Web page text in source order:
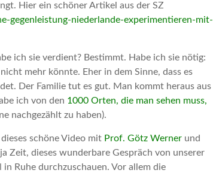
Hier ein schöner Artikel aus der SZ
gegenleistung-niederlande-experimentieren-mit-
ich sie verdient? Bestimmt. Habe ich sie nötig:
mehr könnte. Eher in dem Sinne, dass es
Der Familie tut es gut. Man kommt heraus aus
ich von den 1000 Orten, die man sehen muss,
nachgezählt zu haben).
schöne Video mit Prof. Götz Werner und
Zeit, dieses wunderbare Gespräch von unserer
in Ruhe durchzuschauen. Vor allem die